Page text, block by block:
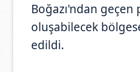
Boğazı'ndan
oluşabilecek
edildi.